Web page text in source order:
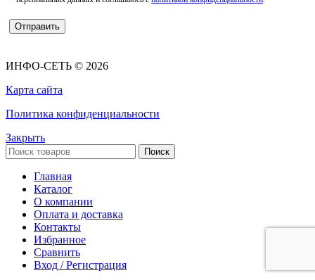
ИНФО-СЕТЬ © 2026
Карта сайта
Политика конфиденциальности
Закрыть
Поиск
Главная
Каталог
О компании
Оплата и доставка
Контакты
Избранное
Сравнить
Вход / Регистрация